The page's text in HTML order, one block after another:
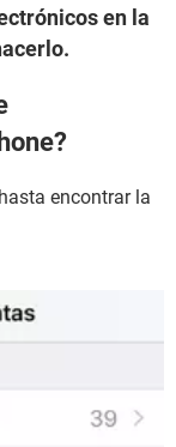
en la
encontrar la